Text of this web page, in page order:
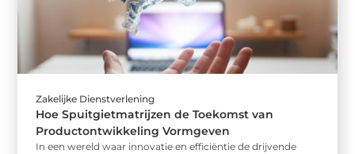
Zakelijke Dienstverlening
Hoe Spuitgietmatrijzen de Toekomst van
Productontwikkeling Vormgeven
In een wereld waar innovatie en efficiëntie de drijvende